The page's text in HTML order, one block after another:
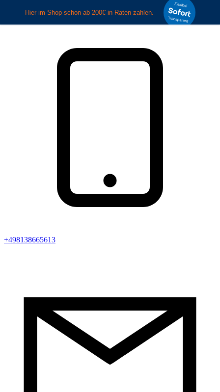
Zum Hauptinhalt springen Zur Suche springen
Zur Hauptnavigation
springen
+498138665613